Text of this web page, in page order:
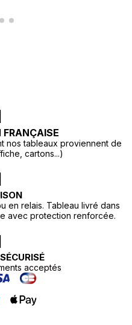
FRANÇAISE
nos tableaux proviennent de
cartons...)
en relais. Tableau livré dans
avec protection renforcée.
acceptés